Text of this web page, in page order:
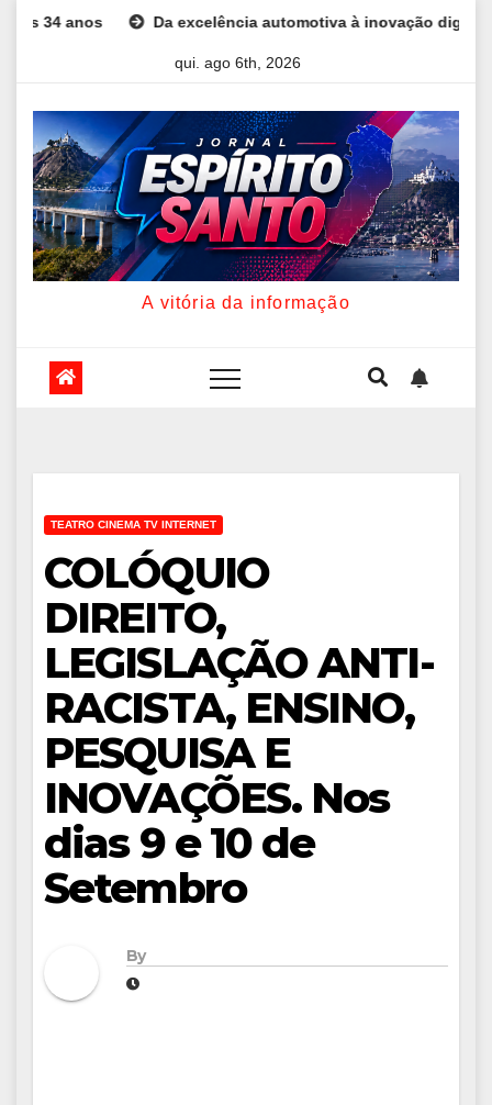
automotiva à inovação digital: a trajetória
qui. ago 6th, 2026
A vitória da informação
TEATRO CINEMA TV INTERNET
COLÓQUIO
DIREITO,
LEGISLAÇÃO ANTI-
RACISTA, ENSINO,
PESQUISA E
INOVAÇÕES. Nos
dias 9 e 10 de
Setembro
By